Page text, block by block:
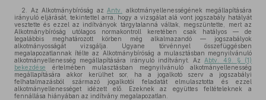
2. Az Alkotmánybíróság az Antv.
alkotmányellenességének megállapítására
irányuló eljárását, tekintettel arra, hogy a vizsgálat alá vont jogszabály hatályát
vesztette és ezzel az indítványok tárgytalanná váltak, megszüntette, mert az
Alkotmánybíróság utólagos normakontroll keretében csak hatályos — de
legalábbis meghatározott körben még alkalmazandó — jogszabályok
alkotmányosságát vizsgálja. Ugyane törvénnyel összefüggésben
megalapozatlannak ítélte az Alkotmánybíróság a mulasztásban megnyilvánuló
alkotmányellenesség megállapítására irányuló indítványt. Az Abtv. 49. § (1)
bekezdése értelmében mulasztásban megnyilvánuló alkotmányellenesség
megállapítására akkor kerülhet sor, ha a jogalkotó szerv a jogszabályi
felhatalmazásból származó jogalkotói feladatát elmulasztotta és ezzel
alkotmányellenességet idézett elő. Ezeknek az együttes feltételeknek a
fennállása hiányában az indítvány megalapozatlan.